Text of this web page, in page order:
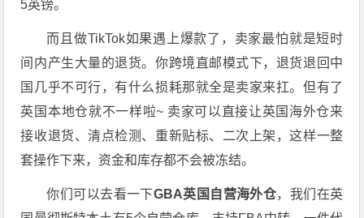
5英镑。
而且做TikTok如果遇上爆款了，卖家最怕就是短时
间内产生大量的退货。你跨境直邮模式下，退货退回中
国几乎不可行，有什么损耗那就全是卖家来扛。但有了
英国本地仓就不一样啦~ 卖家可以直接让英国海外仓来
接收退货、清点检测、重新贴标、二次上架，这样一整
套操作下来，资金和库存都不会被冻结。
你们可以去看一下GBA英国自营海外仓，我们在英